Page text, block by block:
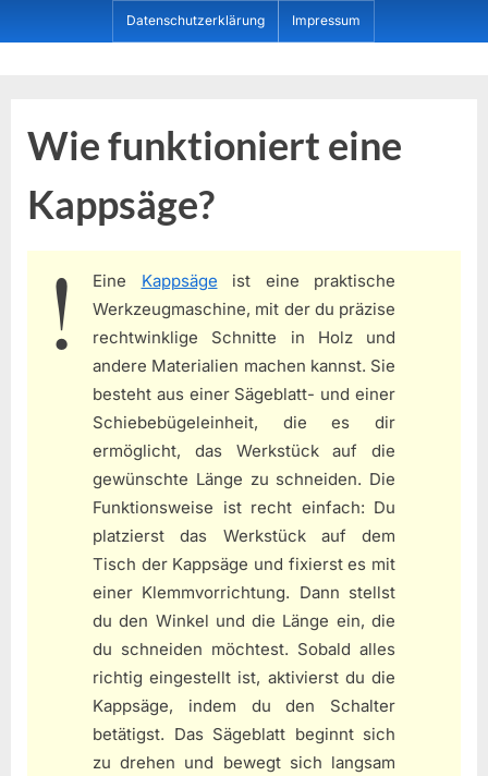
to
Datenschutzerklärung Impressum
Wie funktioniert eine
Kappsäge?
Eine Kappsäge ist eine praktische
Werkzeugmaschine, mit der du präzise
rechtwinklige Schnitte in Holz und
andere Materialien machen kannst. Sie
besteht aus einer Sägeblatt- und einer
Schiebebügeleinheit, die es dir
ermöglicht, das Werkstück auf die
gewünschte Länge zu schneiden. Die
Funktionsweise ist recht einfach: Du
platzierst das Werkstück auf dem
Tisch der Kappsäge und fixierst es mit
einer Klemmvorrichtung. Dann stellst
du den Winkel und die Länge ein, die
du schneiden möchtest. Sobald alles
richtig eingestellt ist, aktivierst du die
Kappsäge, indem du den Schalter
betätigst. Das Sägeblatt beginnt sich
zu drehen und bewegt sich langsam